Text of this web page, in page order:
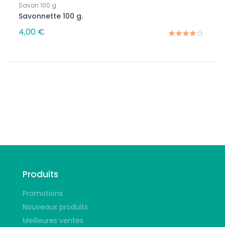
Savon 100 g
Savonnette 100 g.
4,00 €
Produits
Promotions
Nouveaux produits
Meilleures ventes